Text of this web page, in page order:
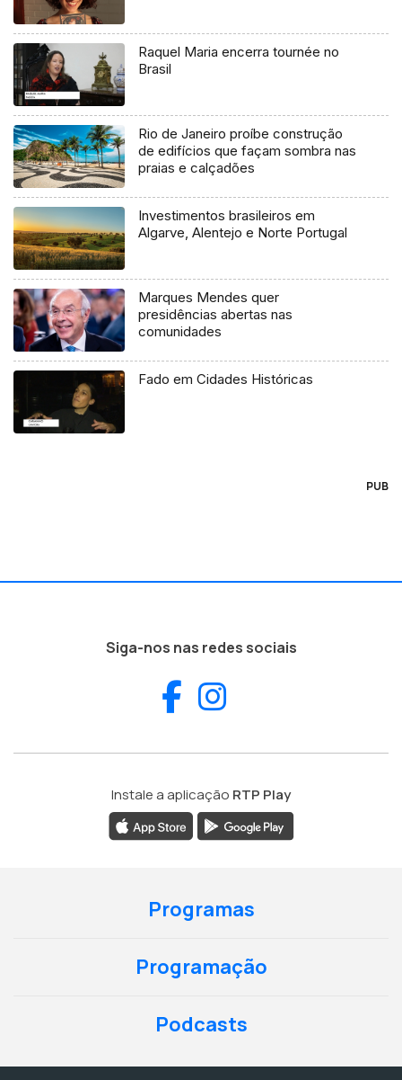
Raquel Maria encerra tournée no
Brasil
Rio de Janeiro proíbe construção
de edifícios que façam sombra nas
praias e calçadões
Investimentos brasileiros em
Algarve, Alentejo e Norte Portugal
Marques Mendes quer
presidências abertas nas
comunidades
Fado em Cidades Históricas
PUB
Siga-nos nas redes sociais
Facebook
Instale a aplicação RTP Play
Programas
Programação
Podcasts